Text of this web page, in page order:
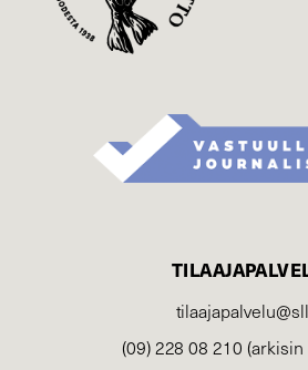
(09) 228 08 210